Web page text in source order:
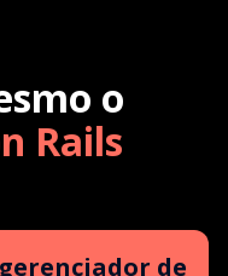
o
Rails
de